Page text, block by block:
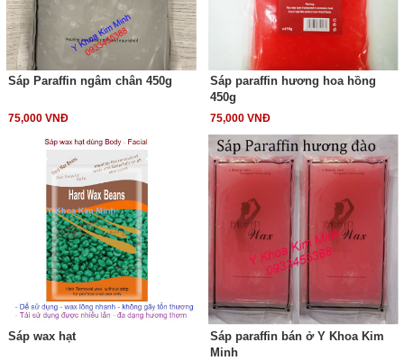
Sáp Paraffin ngâm chân 450g
75,000 VNĐ
Sáp paraffin hương hoa hồng
450g
75,000 VNĐ
Sáp wax hạt
Sáp paraffin bán ở Y Khoa Kim
Minh